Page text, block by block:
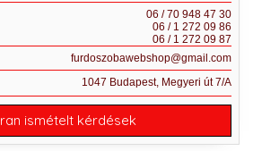
06 / 70 948 47 30
06 / 1 272 09 86
06 / 1 272 09 87
furdoszobawebshop@gmail.com
1047 Budapest, Megyeri út 7/A
ismételt kérdések